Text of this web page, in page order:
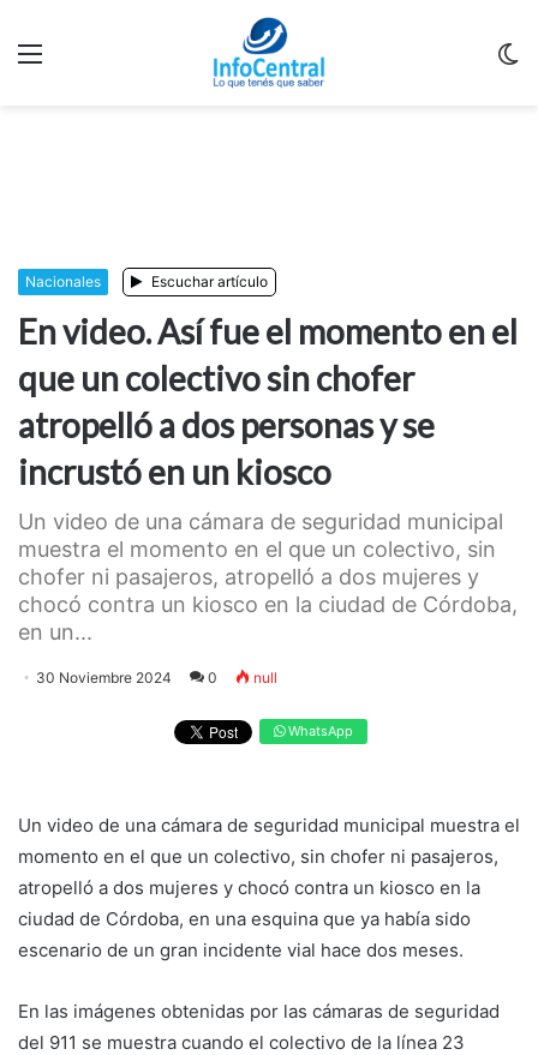
Nacionales Escuchar artículo
En video. Así fue el momento en el
que un colectivo sin chofer
atropelló a dos personas y se
incrustó en un kiosco
Un video de una cámara de seguridad municipal
muestra el momento en el que un colectivo, sin
chofer ni pasajeros, atropelló a dos mujeres y
chocó contra un kiosco en la ciudad de Córdoba,
en un...
30 Noviembre 2024 0 null
WhatsApp
Un video de una cámara de seguridad municipal muestra el
momento en el que un colectivo, sin chofer ni pasajeros,
atropelló a dos mujeres y chocó contra un kiosco en la
ciudad de Córdoba, en una esquina que ya había sido
escenario de un gran incidente vial hace dos meses.
En las imágenes obtenidas por las cámaras de seguridad
del 911 se muestra cuando el colectivo de la línea 23